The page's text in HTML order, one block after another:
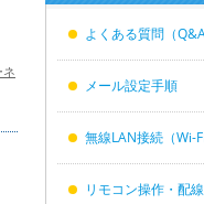
よくある質問（Q&A
メール設定手順
無線LAN接続（Wi-
リモコン操作・配